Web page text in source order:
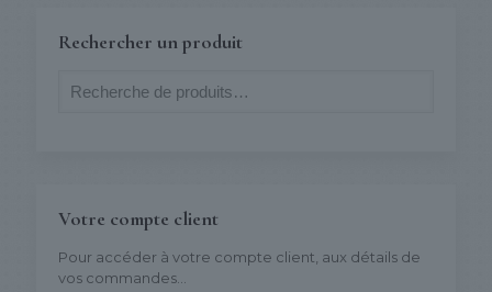
Rechercher un produit
Votre compte client
Pour accéder à votre compte client, aux détails de
vos commandes...